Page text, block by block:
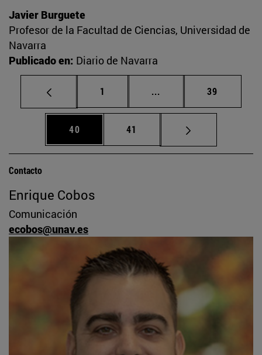
Javier Burguete
Profesor de la Facultad de Ciencias, Universidad de
Navarra
Publicado en: Diario de Navarra
Página
1 ... Páginas intermedias
Página
39
Página
40 Página
41
Contacto
Enrique Cobos
Comunicación
ecobos@unav.es